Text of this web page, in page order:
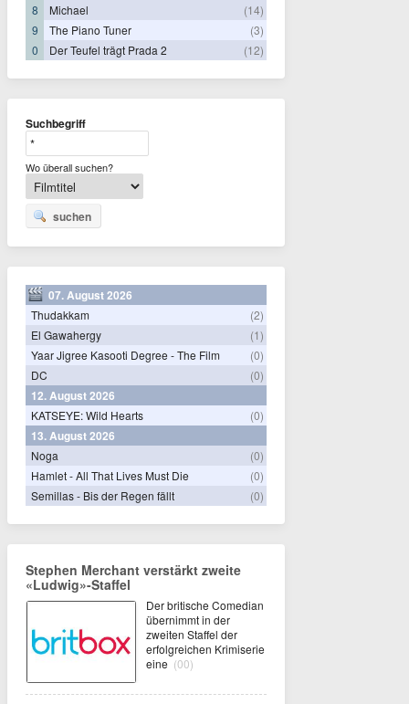
8
Michael
(14)
9
The Piano Tuner
(3)
0
Der Teufel trägt Prada 2 (12)
Suchbegriff
Wo überall suchen?
suchen
07. August 2026
Thudakkam
(2)
El Gawahergy
(1)
Yaar Jigree Kasooti Degree - The Film
(0)
DC
(0)
12. August 2026
KATSEYE: Wild Hearts (0)
13. August 2026
Noga
(0)
Hamlet - All That Lives Must Die
(0)
Semillas - Bis der Regen fällt
(0)
Stephen Merchant verstärkt zweite
«Ludwig»-Staffel
Der britische Comedian
übernimmt in der
zweiten Staffel der
erfolgreichen Krimiserie
eine (00)